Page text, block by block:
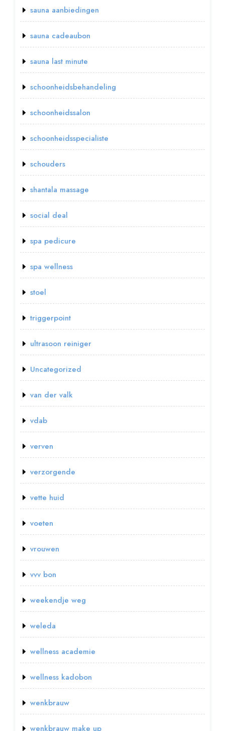
sauna aanbiedingen
sauna cadeaubon
sauna last minute
schoonheidsbehandeling
schoonheidssalon
schoonheidsspecialiste
schouders
shantala massage
social deal
spa pedicure
spa wellness
stoel
triggerpoint
ultrasoon reiniger
Uncategorized
van der valk
vdab
verven
verzorgende
vette huid
voeten
vrouwen
vvv bon
weekendje weg
weleda
wellness academie
wellness kadobon
wenkbrauw
wenkbrauw make up